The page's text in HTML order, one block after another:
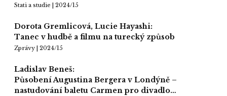
Stati a studie | 2024/15
Dorota Gremlicová, Lucie Hayashi:
Tanec v hudbě a filmu na turecký způsob
Zprávy | 2024/15
Ladislav Beneš:
Působení Augustina Bergera v Londýně –
nastudování baletu Carmen pro divadlo…